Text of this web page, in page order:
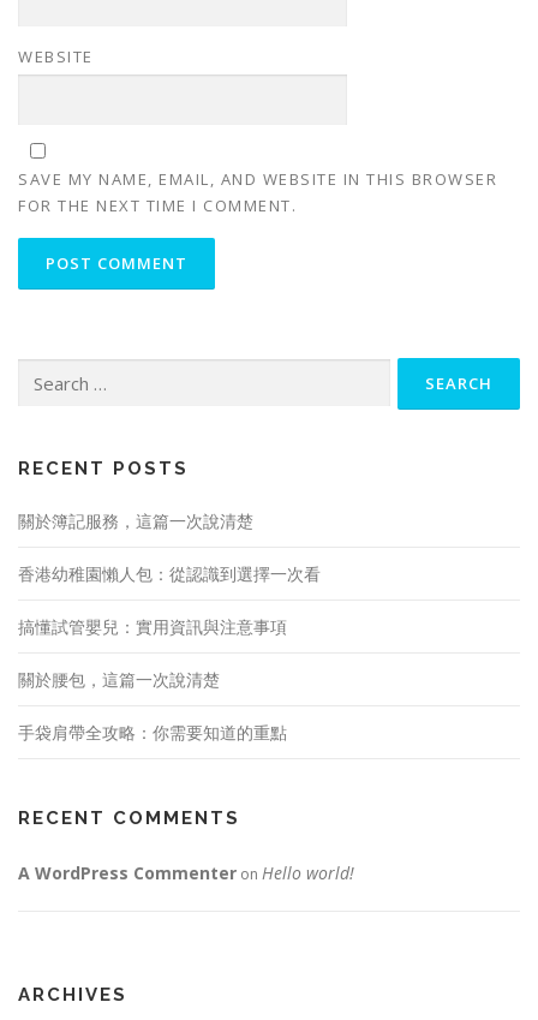
WEBSITE
SAVE MY NAME, EMAIL, AND WEBSITE IN THIS BROWSER
FOR THE NEXT TIME I COMMENT.
for:
RECENT POSTS
關於簿記服務，這篇一次說清楚
香港幼稚園懶人包：從認識到選擇一次看
搞懂試管嬰兒：實用資訊與注意事項
關於腰包，這篇一次說清楚
手袋肩帶全攻略：你需要知道的重點
RECENT COMMENTS
A WordPress Commenter on Hello world!
ARCHIVES